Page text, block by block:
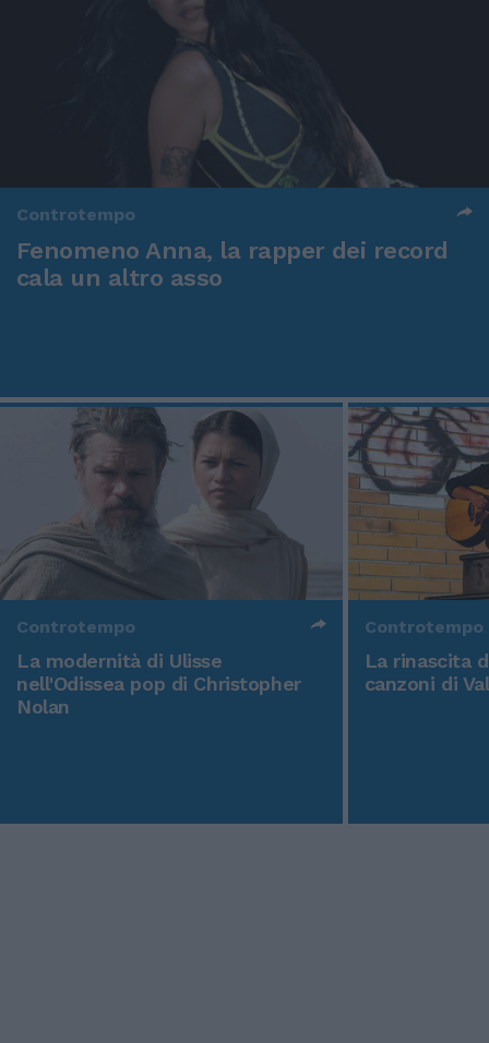
Controtempo
Fenomeno Anna, la rapper dei record
cala un altro asso
Controtempo
La modernità di Ulisse
nell'Odissea pop di Christopher
Nolan
Controtempo
La rinascita
canzoni di